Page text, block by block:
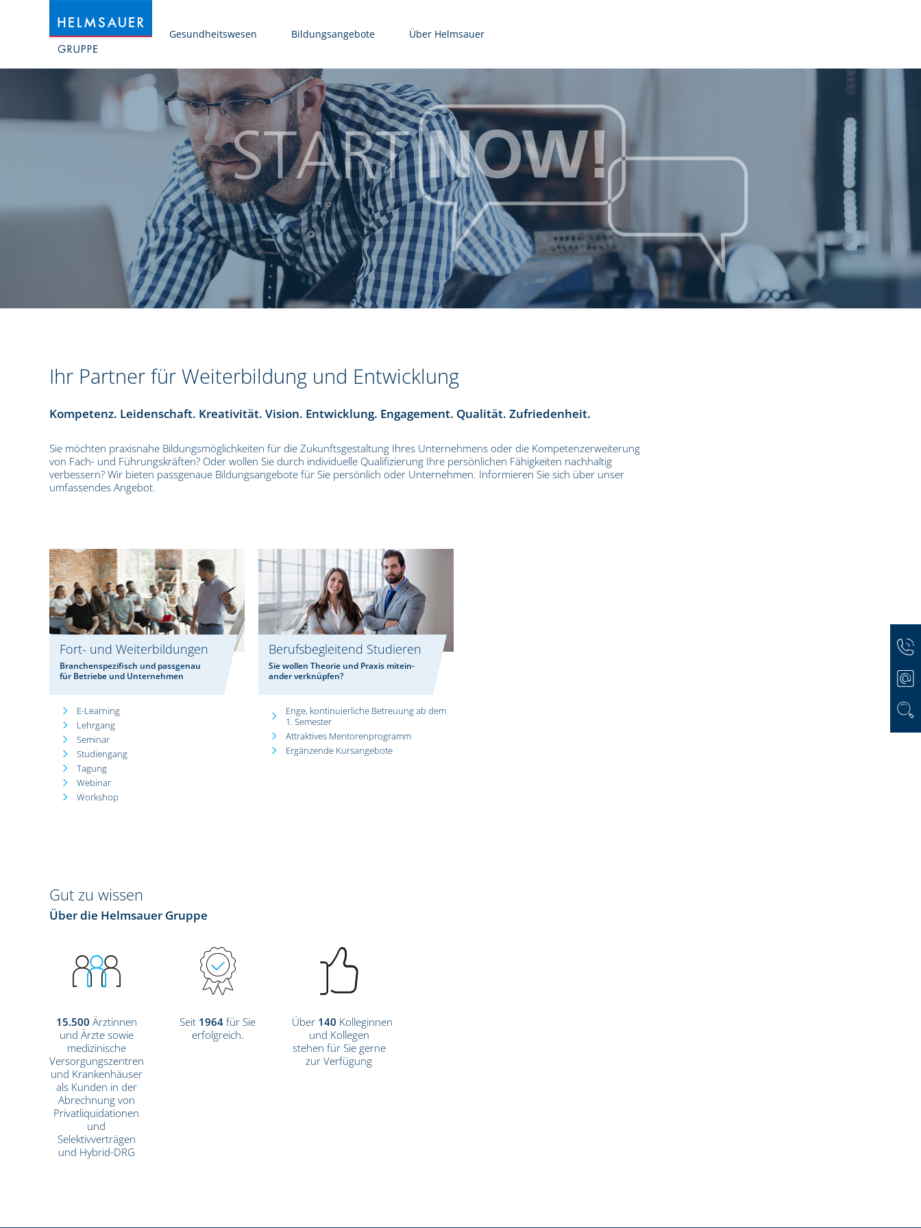
Gesundheitswesen Bildungsangebote Über Helmsauer
Ihr Partner für Weiterbildung und Entwicklung
Kompetenz. Leidenschaft. Kreativität. Vision. Entwicklung. Engagement. Qualität. Zufriedenheit.
Sie möchten praxisnahe Bildungsmöglichkeiten für die Zukunftsgestaltung Ihres Unternehmens oder die Kompetenzerweiterung
von Fach- und Führungskräften? Oder wollen Sie durch individuelle Qualifizierung Ihre persönlichen Fähigkeiten nachhaltig
verbessern? Wir bieten passgenaue Bildungsangebote für Sie persönlich oder Unternehmen. Informieren Sie sich über unser
umfassendes Angebot.
Fort- und Weiterbildungen
Branchenspezifisch und passgenau
für Betriebe und Unternehmen
E-Learning
Lehrgang
Seminar
Studiengang
Tagung
Webinar
Workshop
Berufsbegleitend Studieren
Sie wollen Theorie und Praxis mitein-
ander verknüpfen?
Enge, kontinuierliche Betreuung ab dem
1. Semester
Attraktives Mentorenprogramm
Ergänzende Kursangebote
Gut zu wissen
Über die Helmsauer Gruppe
15.500 Ärztinnen
und Ärzte sowie
medizinische
Versorgungszentren
und Krankenhäuser
als Kunden in der
Abrechnung von
Privatliquidationen
und
Selektivverträgen
und Hybrid-DRG
Seit 1964 für Sie
erfolgreich.
Über 140 Kolleginnen
und Kollegen
stehen für Sie gerne
zur Verfügung